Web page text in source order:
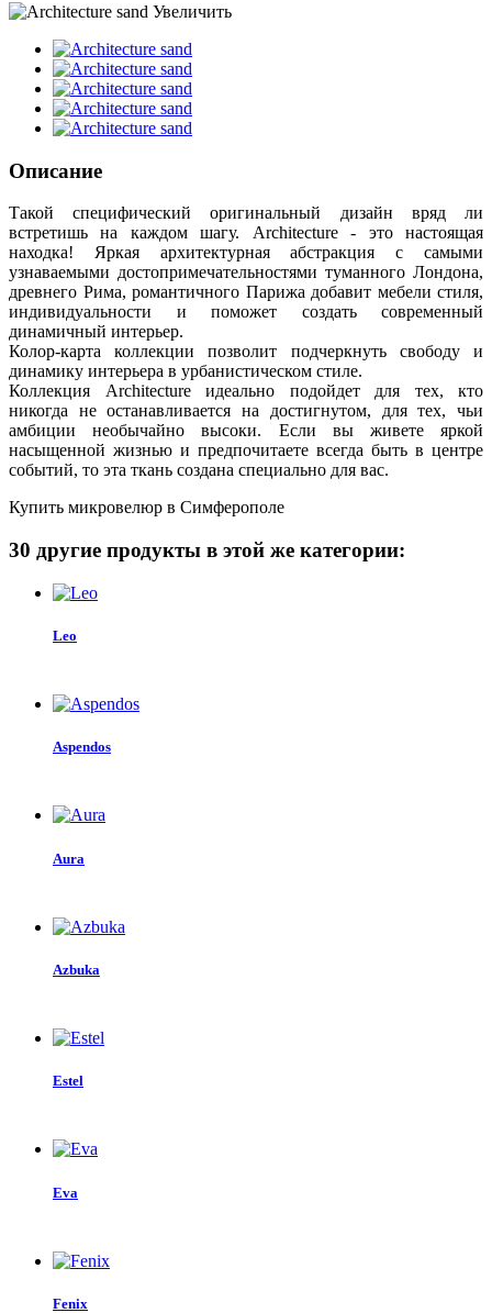
Увеличить
Описание
Такой специфический оригинальный дизайн вряд ли
встретишь на каждом шагу. Architecture - это настоящая
находка! Яркая архитектурная абстракция с самыми
узнаваемыми достопримечательностями туманного Лондона,
древнего Рима, романтичного Парижа добавит мебели стиля,
индивидуальности и поможет создать современный
динамичный интерьер.
Колор-карта коллекции позволит подчеркнуть свободу и
динамику интерьера в урбанистическом стиле.
Коллекция Architecture идеально подойдет для тех, кто
никогда не останавливается на достигнутом, для тех, чьи
амбиции необычайно высоки. Если вы живете яркой
насыщенной жизнью и предпочитаете всегда быть в центре
событий, то эта ткань создана специально для вас.
Купить микровелюр в Симферополе
30 другие продукты в этой же категории:
Leo
Aspendos
Aura
Azbuka
Estel
Eva
Fenix